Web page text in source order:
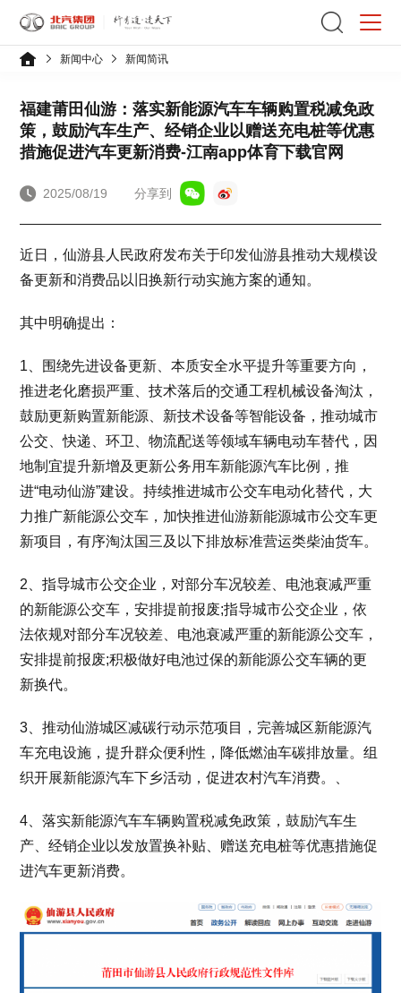
新闻中心 新闻简讯
福建莆田仙游：落实新能源汽车车辆购置税减免政
策，鼓励汽车生产、经销企业以赠送充电桩等优惠
措施促进汽车更新消费-江南app体育下载官网
2025/08/19 分享到
近日，仙游县人民政府发布关于印发仙游县推动大规模设
备更新和消费品以旧换新行动实施方案的通知。
其中明确提出：
1、围绕先进设备更新、本质安全水平提升等重要方向，
推进老化磨损严重、技术落后的交通工程机械设备淘汰，
鼓励更新购置新能源、新技术设备等智能设备，推动城市
公交、快递、环卫、物流配送等领域车辆电动车替代，因
地制宜提升新增及更新公务用车新能源汽车比例，推
进“电动仙游”建设。持续推进城市公交车电动化替代，大
力推广新能源公交车，加快推进仙游新能源城市公交车更
新项目，有序淘汰国三及以下排放标准营运类柴油货车。
2、指导城市公交企业，对部分车况较差、电池衰减严重
的新能源公交车，安排提前报废;指导城市公交企业，依
法依规对部分车况较差、电池衰减严重的新能源公交车，
安排提前报废;积极做好电池过保的新能源公交车辆的更
新换代。
3、推动仙游城区减碳行动示范项目，完善城区新能源汽
车充电设施，提升群众便利性，降低燃油车碳排放量。组
织开展新能源汽车下乡活动，促进农村汽车消费。、
4、落实新能源汽车车辆购置税减免政策，鼓励汽车生
产、经销企业以发放置换补贴、赠送充电桩等优惠措施促
进汽车更新消费。